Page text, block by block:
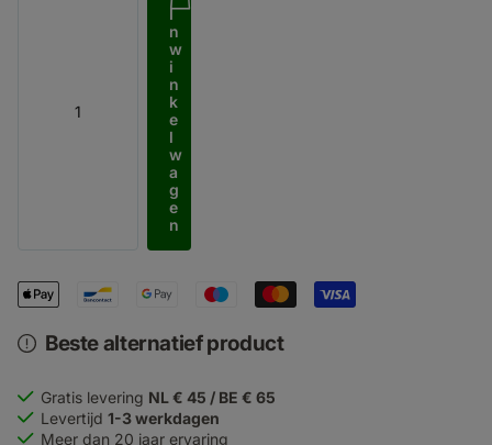
I
n
w
i
n
k
e
l
w
a
g
e
n
Beste alternatief product
Gratis levering NL € 45 / BE € 65
Levertijd 1-3 werkdagen
Meer dan 20 jaar ervaring